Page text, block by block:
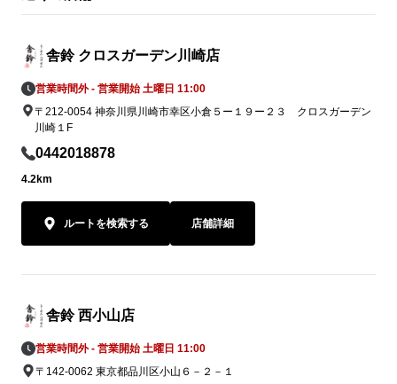
舎鈴 クロスガーデン川崎店
営業時間外 - 営業開始 土曜日 11:00
〒212-0054 神奈川県川崎市幸区小倉５ー１９ー２３ クロスガーデン
川崎１F
0442018878
4.2km
ルートを検索する 店舗詳細
舎鈴 西小山店
営業時間外 - 営業開始 土曜日 11:00
〒142-0062 東京都品川区小山６－２－１